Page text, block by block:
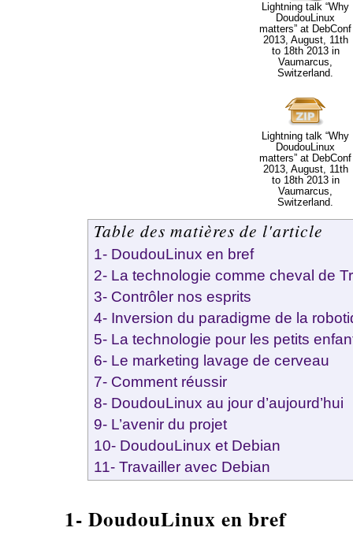
Lightning talk “Why
DoudouLinux
matters” at DebConf
2013, August, 11th
to 18th 2013 in
Vaumarcus,
Switzerland.
Lightning talk “Why
DoudouLinux
matters” at DebConf
2013, August, 11th
to 18th 2013 in
Vaumarcus,
Switzerland.
Table des matières de l'article
1- DoudouLinux en bref
2- La technologie comme cheval de
3- Contrôler nos esprits
4- Inversion du paradigme de la
5- La technologie pour les petits
6- Le marketing lavage de cerveau
7- Comment réussir
8- DoudouLinux au jour d’aujourd’hui
9- L’avenir du projet
10- DoudouLinux et Debian
11- Travailler avec Debian
1- DoudouLinux en bref